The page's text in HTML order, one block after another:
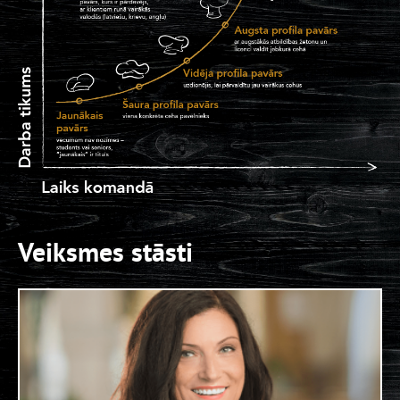
LIDO RĪGA PLAZA
Jaunāko virtuves darbinieku LIDO SPICE
Saimniecības darbinieku LIDO DAMME
Zāles darbinieku LIDO SPICE
Veiksmes stāsti